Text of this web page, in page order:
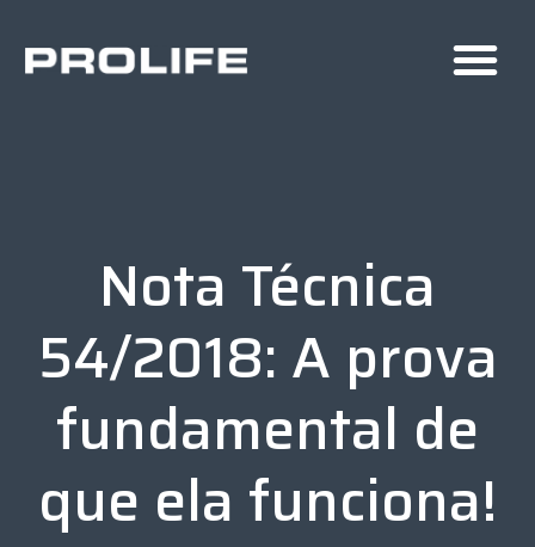
Nota Técnica
54/2018: A prova
fundamental de
que ela funciona!